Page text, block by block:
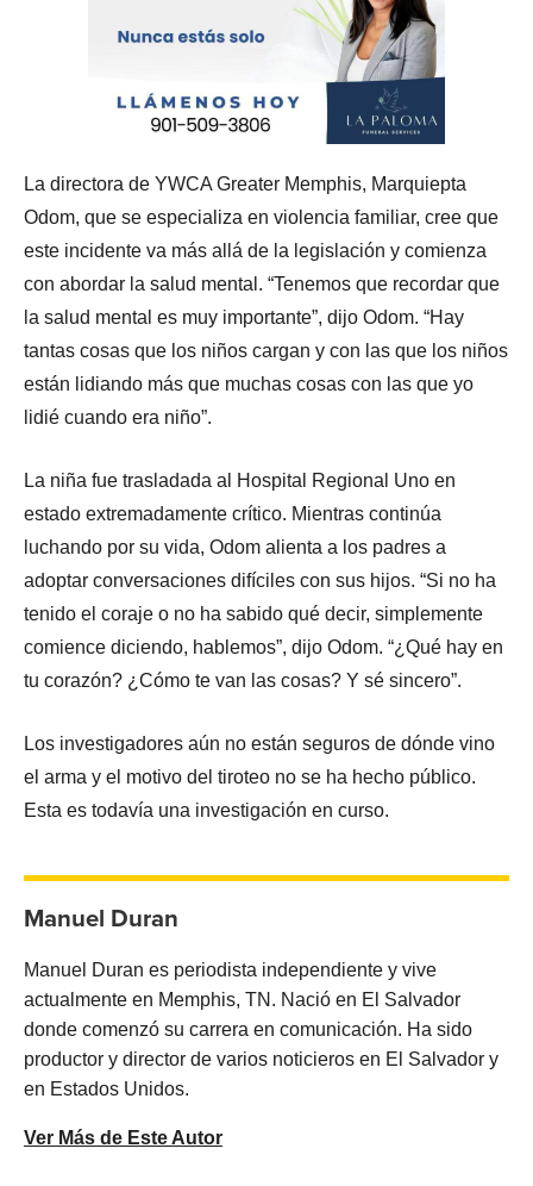
La directora de YWCA Greater Memphis, Marquiepta
Odom, que se especializa en violencia familiar, cree que
este incidente va más allá de la legislación y comienza
con abordar la salud mental. “Tenemos que recordar que
la salud mental es muy importante”, dijo Odom. “Hay
tantas cosas que los niños cargan y con las que los niños
están lidiando más que muchas cosas con las que yo
lidié cuando era niño”.
La niña fue trasladada al Hospital Regional Uno en
estado extremadamente crítico. Mientras continúa
luchando por su vida, Odom alienta a los padres a
adoptar conversaciones difíciles con sus hijos. “Si no ha
tenido el coraje o no ha sabido qué decir, simplemente
comience diciendo, hablemos”, dijo Odom. “¿Qué hay en
tu corazón? ¿Cómo te van las cosas? Y sé sincero”.
Los investigadores aún no están seguros de dónde vino
el arma y el motivo del tiroteo no se ha hecho público.
Esta es todavía una investigación en curso.
Manuel Duran
Manuel Duran es periodista independiente y vive
actualmente en Memphis, TN. Nació en El Salvador
donde comenzó su carrera en comunicación. Ha sido
productor y director de varios noticieros en El Salvador y
en Estados Unidos.
Ver Más de Este Autor